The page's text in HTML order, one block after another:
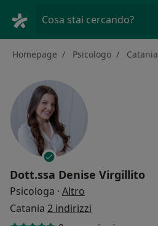
Cosa stai cercando?
Homepage Psicologo Catania
Dott.ssa Denise Virgillito
Psicologa · Altro
Catania 2 indirizzi